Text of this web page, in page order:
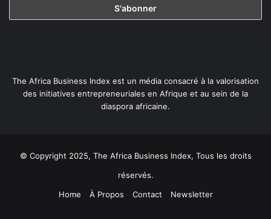
The Africa Business Index est un média consacré à la valorisation
des initiatives entrepreneuriales en Afrique et au sein de la
diaspora africaine.
© Copyright 2025, The Africa Business Index, Tous les droits
réservés.
Home
À Propos Contact Newsletter